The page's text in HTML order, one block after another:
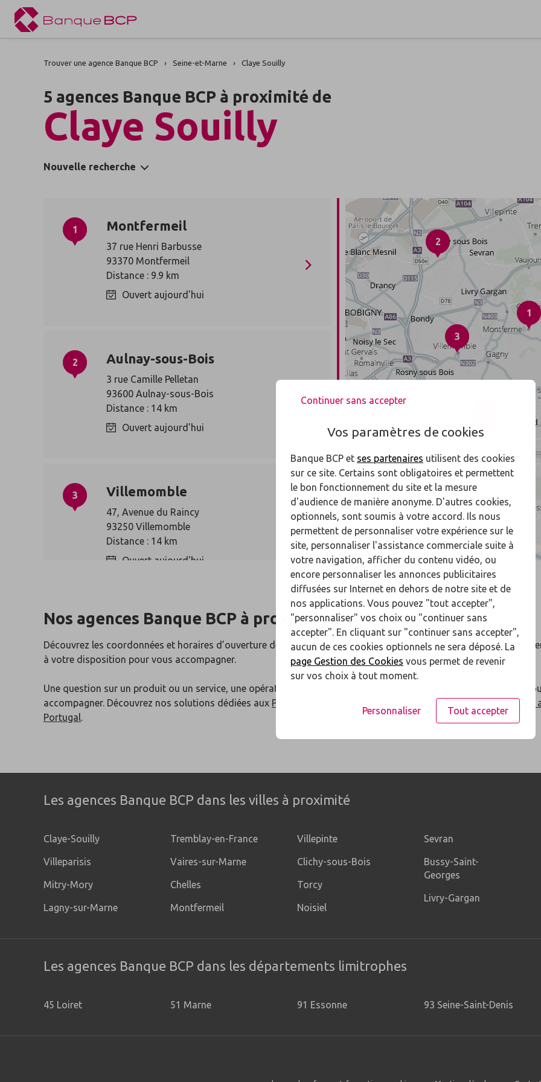
Trouver une agence Banque BCP Seine-et-Marne Claye Souilly
5 agences Banque BCP à proximité de
Claye Souilly
Nouvelle recherche
1 Montfermeil
37 rue Henri Barbusse
93370 Montfermeil
Distance : 9.9 km
Ouvert aujourd'hui
2 Aulnay-sous-Bois
3 rue Camille Pelletan
93600 Aulnay-sous-Bois
Distance : 14 km
Ouvert aujourd'hui
3 Villemomble
47, Avenue du Raincy
93250 Villemomble
Distance : 14 km
Ouvert aujourd'hui
Noisy-le-Grand
18 boulevard du Maréchal Foch
93160 Noisy-le-Grand
Ouvert aujourd'hui
77340 Pontault-Combault
Distance : 17 km
3
2
1
Nos agences Banque BCP à proximité deClaye Souilly
Découvrez les coordonnées et horaires d’ouverture de nos 5 agences à proximité deClaye Souilly: nos
à votre disposition pour vous accompagner.
Une question sur un produit ou un service, une opération en cours ? Nos conseillers seront à votre disposition
accompagner. Découvrez nos solutions dédiées aux Particuliers Entreprises
investissement
Portugal.
Les agences Banque BCP dans les villes à proximité
Claye-Souilly
Villeparisis
Mitry-Mory
Lagny-sur-Marne
Tremblay-en-France
Vaires-sur-Marne
Chelles
Montfermeil
Villepinte
Clichy-sous-Bois
Torcy
Noisiel
Sevran
Bussy-Saint-
Georges
Livry-Gargan
Les agences Banque BCP dans les départements limitrophes
45 Loiret 51 Marne 91 Essonne 93 Seine-Saint-Denis
Continuer sans accepter
Vos paramètres de cookies
Banque BCP et ses partenaires utilisent des cookies
sur ce site. Certains sont obligatoires et permettent
le bon fonctionnement du site et la mesure
d'audience de manière anonyme. D'autres cookies,
optionnels, sont soumis à votre accord. Ils nous
permettent de personnaliser votre expérience sur le
site, personnaliser l'assistance commerciale suite à
votre navigation, afficher du contenu vidéo, ou
encore personnaliser les annonces publicitaires
diffusées sur Internet en dehors de notre site et de
nos applications. Vous pouvez "tout accepter",
"personnaliser" vos choix ou "continuer sans
accepter". En cliquant sur "continuer sans accepter",
aucun de ces cookies optionnels ne sera déposé. La
page Gestion des Cookies vous permet de revenir
sur vos choix à tout moment.
Personnaliser Tout accepter